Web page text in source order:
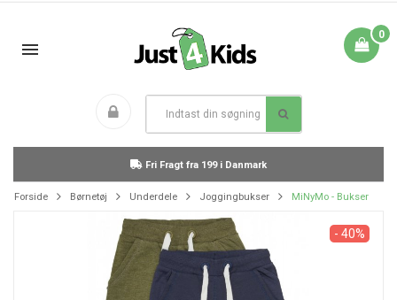
0
Fri Fragt fra 199 i Danmark
Forside Børnetøj Underdele Joggingbukser MiNyMo - Bukser
- 40%